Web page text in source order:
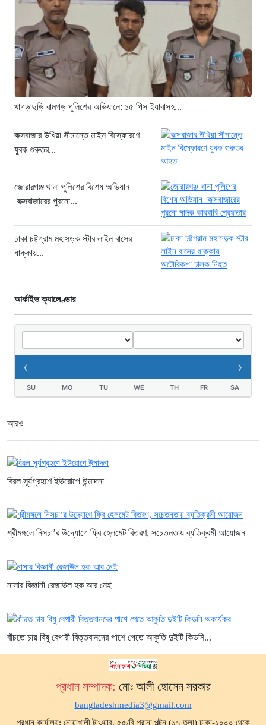
সিলেটে দুই বাসের ভয়াবহ সংঘর্ষ: ঝরে গেল
৮টি তাজা প্রাণ, হাসপাতালে ২৫
১৭ ঘণ্টা আগে
সিলিন্ডার লিকেজে ভয়াবহ অগ্নিকাণ্ড: দগ্ধ ৩
জনের অবস্থা আশঙ্কাজনক
১৮ ঘণ্টা আগে
সাকিবকে নিয়ে বিস্ফোরক আসিফ আকবর
“ইলিয়াস আলীকে অপহরণ-হত্যা মামলা:
সাইফুর রহমান গ্রেপ্তার হচ্ছেন”
খাগড়াছড়ি রামগড় পুলিশের অভিযানে: ১৫
পিস ইয়াবাসহ যুবক গ্রেপ্তার
খাগড়াছড়ি রামগড় পুলিশের অভিযানে: ১৫ পিস ইয়াবাসহ...
কক্সবাজার উখিয়া সীমান্তে মাইন বিস্ফোরণে
যুবক গুরুতর...
জোরারগঞ্জ থানা পুলিশের বিশেষ অভিযান
কক্সবাজারের পুরনো...
ঢাকা চট্টগ্রাম মহাসড়ক স্টার লাইন বাসের
ধাক্কায়...
আর্কাইভ ক্যালেণ্ডার
‹ ›
SU MO TU WE TH FR SA
আরও
বিরল সূর্যগ্রহণে ইউরোপে উন্মাদনা
শ্রীমঙ্গলে নিসচা’র উদ্যোগে ফ্রি হেলমেট বিতরণ, সচেতনতায় ব্যতিক্রমী আয়োজন
নাসার বিজ্ঞানী রেজাউল হক আর নেই
বাঁচতে চায় বিষু বেপারী বিত্তবানদের পাশে পেতে আকুতি দুইটি কিডনি...
প্রধান সম্পাদক: মোঃ আলী হোসেন সরকার
bangladeshmedia3@gmail.com
প্রধান কার্যালয়: নোয়াখালী টাওয়ার, ৫৫/বি পুরানা পল্টন (১৭ তলা) ঢাকা-১০০০ থেকে